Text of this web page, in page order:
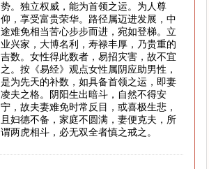
势。独立权威，能为首领之运。为人尊
仰，享受富贵荣华。路径属迈进发展，中
途难免相当苦心步步而进，宛如登梯。立
业兴家，大博名利，寿禄丰厚，乃贵重的
吉数。女性得此数者，易招灾害，故不宜
之。按《易经》观点女性属阴应助男性，
是为先天的补数，如具备首领之运，即妻
凌夫之格。阴阳生出暗斗，自然不得安
宁，故夫妻难免时常反目，或喜极生悲，
且妇德不备，家庭不圆满，妻便克夫，所
谓两虎相斗，必无双全者慎之戒之。